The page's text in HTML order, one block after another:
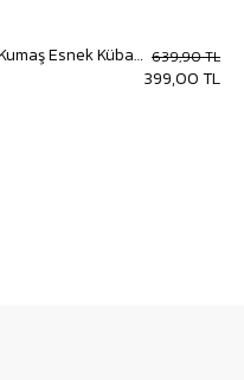
Erkek Long Fit Gofre Kumaş Esnek Küba Yaka Gömlek Bej
399,00 TL
639,90 TL